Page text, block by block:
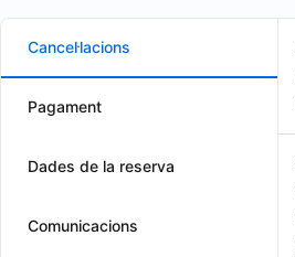
Cancel·lacions
Pagament
Dades de la reserva
Comunicacions